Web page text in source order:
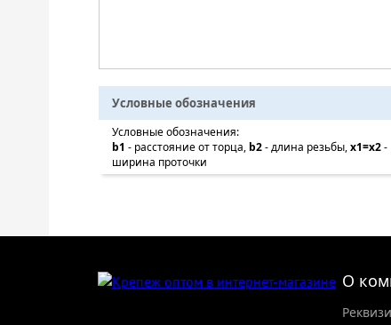
Условные обозначения
Условные обозначения:
b1 - расстояние от торца, b2- длина резьбы,x1=x2-
ширина проточки
О